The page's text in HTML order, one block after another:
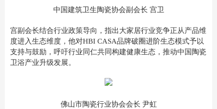
中国建筑卫生陶瓷协会副会长 宫卫
宫副会长结合行业政策导向，指出大家居行业竞争正从产品维
度进入生态维度，他对HBI CASA品牌破圈进阶生态模式予以
支持与鼓励，呼吁行业同仁共同构建健康生态，推动中国陶瓷
卫浴产业升级发展。
佛山市陶瓷行业协会会长 尹虹